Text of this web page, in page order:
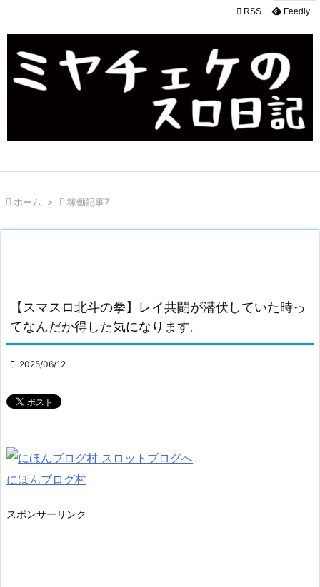
 RSS Feedly
 ホーム >  稼働記事7
【スマスロ北斗の拳】レイ共闘が潜伏していた時っ
てなんだか得した気になります。
 2025/06/12
にほんブログ村
スポンサーリンク